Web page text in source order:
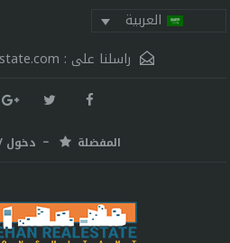
العربية
راسلنا على :
المفضلة دخول /